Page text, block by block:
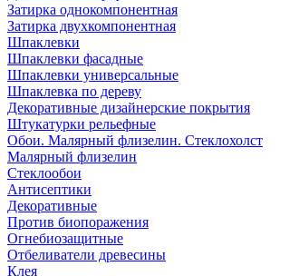
Затирка однокомпонентная
Затирка двухкомпонентная
Шпаклевки
Шпаклевки фасадные
Шпаклевки универсальные
Шпаклевка по дереву
Декоративные дизайнерские покрытия
Штукатурки рельефные
Обои. Малярный флизелин. Стеклохолст
Малярный флизелин
Стеклообои
Антисептики
Декоративные
Против биопоражения
Огнебиозащитные
Отбеливатели древесины
Клея